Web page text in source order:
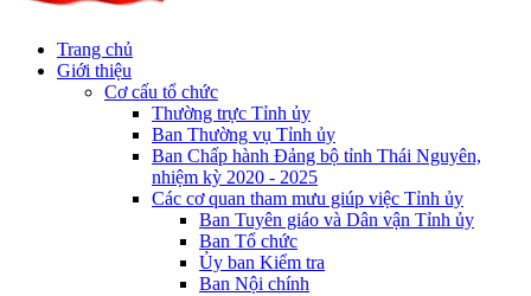
Trang chủ
Giới thiệu
Cơ cấu tổ chức
Thường trực Tỉnh ủy
Ban Thường vụ Tỉnh ủy
Ban Chấp hành Đảng bộ tỉnh Thái Nguyên,
nhiệm kỳ 2020 - 2025
Các cơ quan tham mưu giúp việc Tỉnh ủy
Ban Tuyên giáo và Dân vận Tỉnh ủy
Ban Tổ chức
Ủy ban Kiểm tra
Ban Nội chính